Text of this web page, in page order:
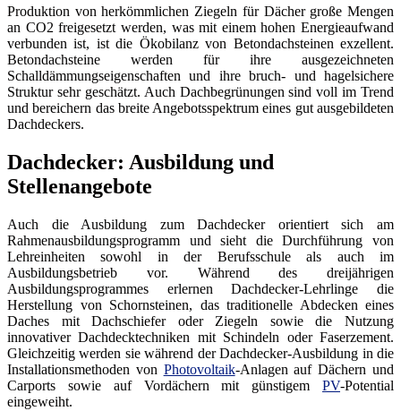
Produktion von herkömmlichen Ziegeln für Dächer große Mengen
an CO2 freigesetzt werden, was mit einem hohen Energieaufwand
verbunden ist, ist die Ökobilanz von Betondachsteinen exzellent.
Betondachsteine werden für ihre ausgezeichneten
Schalldämmungseigenschaften und ihre bruch- und hagelsichere
Struktur sehr geschätzt. Auch Dachbegrünungen sind voll im Trend
und bereichern das breite Angebotsspektrum eines gut ausgebildeten
Dachdeckers.
Dachdecker: Ausbildung und
Stellenangebote
Auch die Ausbildung zum Dachdecker orientiert sich am
Rahmenausbildungsprogramm und sieht die Durchführung von
Lehreinheiten sowohl in der Berufsschule als auch im
Ausbildungsbetrieb vor. Während des dreijährigen
Ausbildungsprogrammes erlernen Dachdecker-Lehrlinge die
Herstellung von Schornsteinen, das traditionelle Abdecken eines
Daches mit Dachschiefer oder Ziegeln sowie die Nutzung
innovativer Dachdecktechniken mit Schindeln oder Faserzement.
Gleichzeitig werden sie während der Dachdecker-Ausbildung in die
Installationsmethoden von Photovoltaik-Anlagen auf Dächern und
Carports sowie auf Vordächern mit günstigem PV-Potential
eingeweiht.